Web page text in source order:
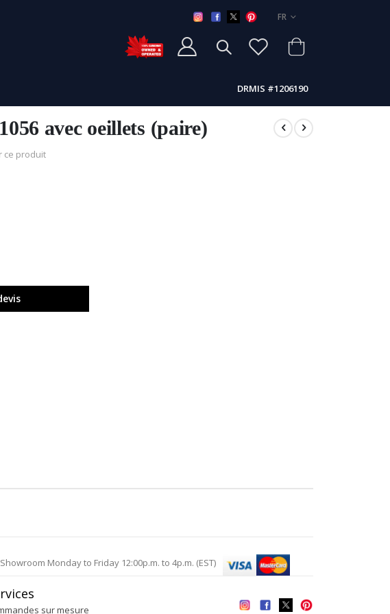
LANGUE
FR
DRMIS #1206190
avec oeillets (paire)
ce produit
Monday to Friday 12:00p.m. to 4p.m. (EST)
sur mesure